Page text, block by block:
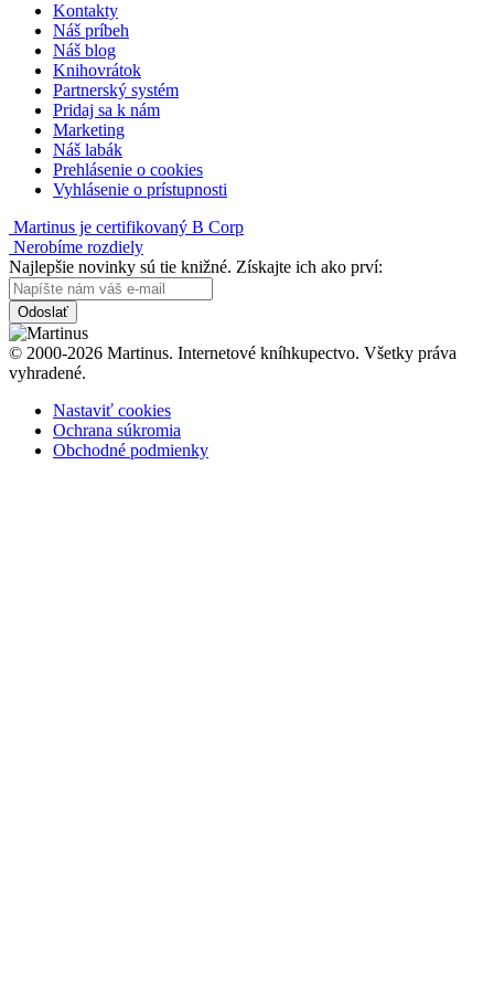
Kontakty
Náš príbeh
Náš blog
Knihovrátok
Partnerský systém
Pridaj sa k nám
Marketing
Náš labák
Prehlásenie o cookies
Vyhlásenie o prístupnosti
Martinus je certifikovaný B Corp
Nerobíme rozdiely
Najlepšie novinky sú tie knižné. Získajte ich ako prví:
Odoslať
© 2000-2026 Martinus. Internetové kníhkupectvo. Všetky práva
vyhradené.
Nastaviť cookies
Ochrana súkromia
Obchodné podmienky